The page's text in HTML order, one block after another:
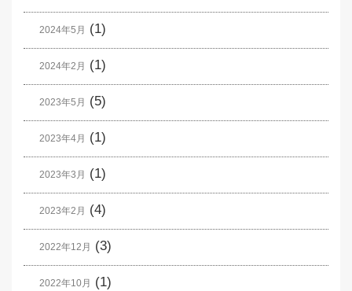
2024年5月 (1)
2024年2月 (1)
2023年5月 (5)
2023年4月 (1)
2023年3月 (1)
2023年2月 (4)
2022年12月 (3)
2022年10月 (1)